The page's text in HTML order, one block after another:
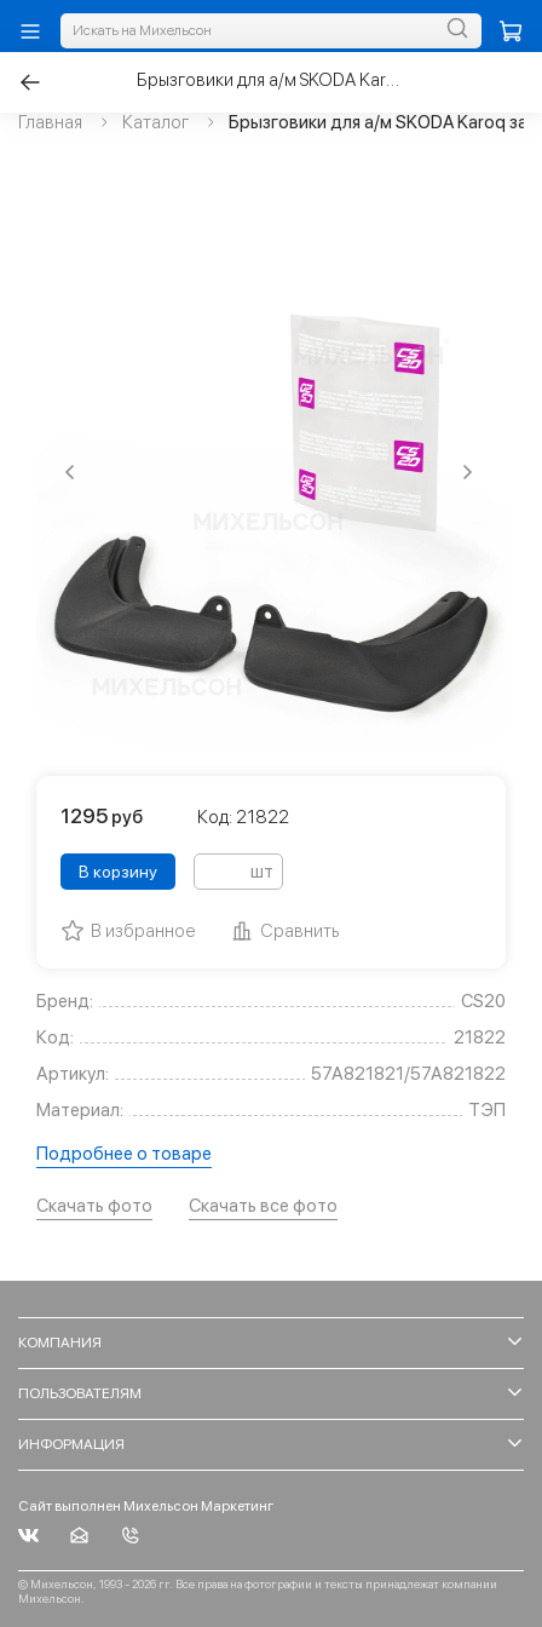
Главная Каталог Брызговики для а/м SKODA Karoq
Брызговики для а/м SKODA Karoq задние к-т.2шт
Бренд:
CS20
Код:
21822
Артикул:
57А821821/57А821822
Материал:
ТЭП
Подробнее о товаре
Скачать фото Скачать все фото
1295 руб Код: 21822
В корзину шт
В избранное Сравнить
КОМПАНИЯ
ПОЛЬЗОВАТЕЛЯМ
ИНФОРМАЦИЯ
Сайт выполнен Михельсон Маркетинг
© Михельсон, 1993 - 2026 гг. Все права на фотографии и тексты принадлежат компании
Михельсон.